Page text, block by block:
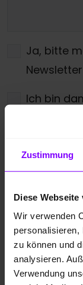
Zustimmung
Diese
Wir verwenden
personalisieren,
zu können und
analysieren.
Verwendung
Ja, bitte
Ich bin
und
gebe ich
werden.*
* Pflichtfeld
Anti-